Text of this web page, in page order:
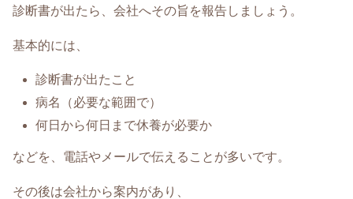
診断書が出たら、会社へその旨を報告しましょう。
基本的には、
診断書が出たこと
病名（必要な範囲で）
何日から何日まで休養が必要か
などを、電話やメールで伝えることが多いです。
その後は会社から案内があり、